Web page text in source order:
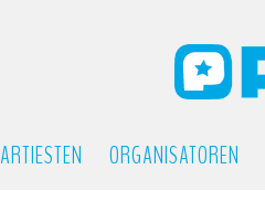
ARTIESTEN ORGANISATOREN